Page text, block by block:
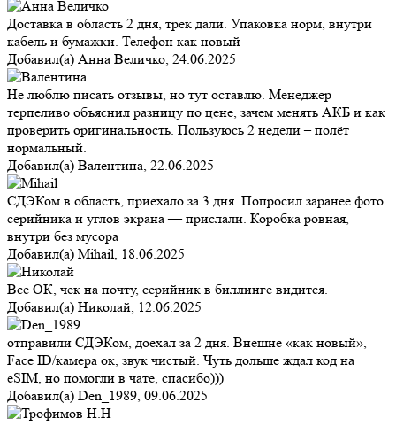
Доставка в область 2 дня, трек дали. Упаковка норм, внутри
кабель и бумажки. Телефон как новый
Добавил(а) Анна Величко, 24.06.2025
Не люблю писать отзывы, но тут оставлю. Менеджер
терпеливо объяснил разницу по цене, зачем менять АКБ и как
проверить оригинальность. Пользуюсь 2 недели – полёт
нормальный.
Добавил(а) Валентина, 22.06.2025
СДЭКом в область, приехало за 3 дня. Попросил заранее фото
серийника и углов экрана — прислали. Коробка ровная,
внутри без мусора
Добавил(а) Mihail, 18.06.2025
Все ОК, чек на почту, серийник в биллинге видится.
Добавил(а) Николай, 12.06.2025
отправили СДЭКом, доехал за 2 дня. Внешне «как новый»,
Face ID/камера ок, звук чистый. Чуть дольше ждал код на
eSIM, но помогли в чате, спасибо)))
Добавил(а) Den_1989, 09.06.2025